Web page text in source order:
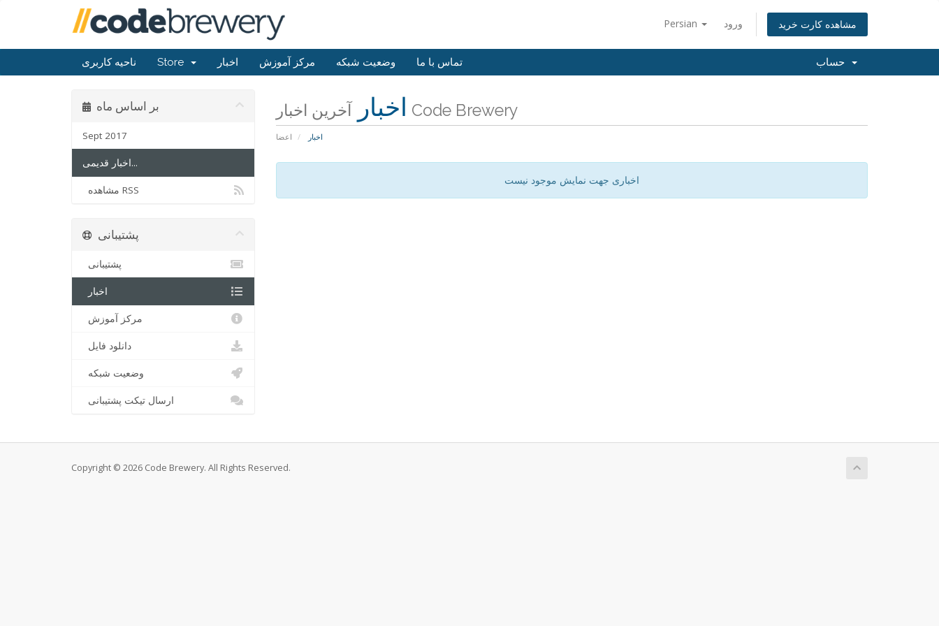
Persian ورود مشاهده کارت خرید
ناحیه کاربری Store اخبار مرکز آموزش وضعیت شبکه تماس با ما
اخبار آخرین اخبار Code Brewery
اعضا اخبار
بر اساس ماه
Sept 2017
اخبار قدیمی...
مشاهده RSS
اخباری جهت نمایش موجود نیست
پشتیبانی
پشتیبانی
اخبار
مرکز آموزش
دانلود فایل
وضعیت شبکه
ارسال تیکت پشتیبانی
Copyright © 2026 Code Brewery. All Rights Reserved.